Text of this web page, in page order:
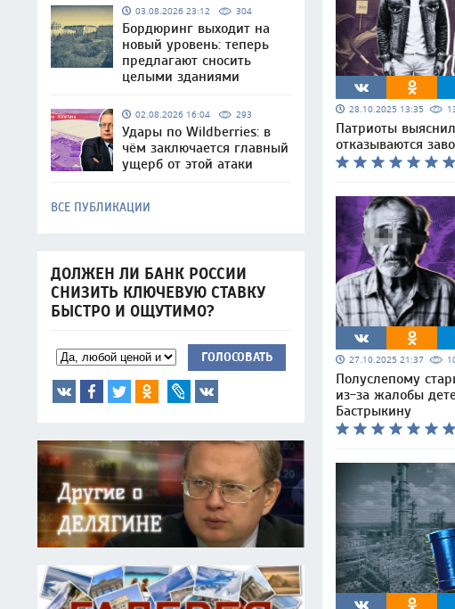
03.08.2026 23:12 304
Бордюринг выходит на
новый уровень: теперь
предлагают сносить
целыми зданиями
02.08.2026 16:04 293
Удары по Wildberries: в
чём заключается главный
ущерб от этой атаки
ВСЕ ПУБЛИКАЦИИ
ДОЛЖЕН ЛИ БАНК РОССИИ
СНИЗИТЬ КЛЮЧЕВУЮ СТАВКУ
БЫСТРО И ОЩУТИМО?
ГОЛОСОВАТЬ
28.10.2025 13:35
Патриоты
отказываются
27.10.2025 21:37
Полуслепому
из-за жалобы
Бастрыкину